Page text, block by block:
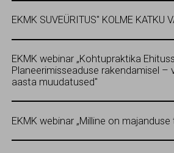
EKMK SUVEÜRITUS" KOLME KATKU
EKMK webinar „Kohtupraktika
Planeerimisseaduse rakendamisel –
aasta muudatused"
EKMK webinar „Milline on majanduse